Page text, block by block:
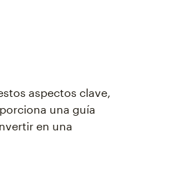
aspectos clave,
una guía
en una